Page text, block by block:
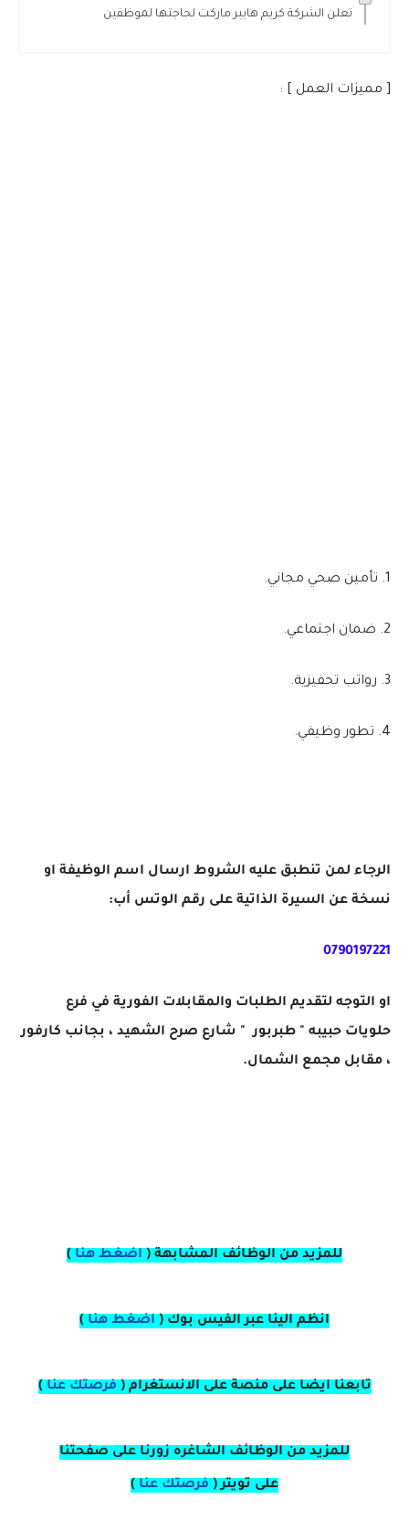
تعلن الشركة كريم هايبر ماركت لحاجتها لموظفين
[ مميزات العمل ] :
1. تأمين صحي مجاني.
2. ضمان اجتماعي.
3. رواتب تحفيزية.
4. تطور وظيفي.
الرجاء لمن تنطبق عليه الشروط ارسال اسم الوظيفة او
نسخة عن السيرة الذاتية على رقم الوتس أب:
0790197221
او التوجه لتقديم الطلبات والمقابلات الفورية في فرع
حلويات حبيبه " طبربور " شارع صرح الشهيد ، بجانب كارفور
، مقابل مجمع الشمال.
للمزيد من الوظائف المشابهة ( اضغط هنا )
انظم الينا عبر الفيس بوك ( اضغط هنا )
تابعنا ايضا على منصة على الانستغرام ( فرصتك عنا )
للمزيد من الوظائف الشاغره زورنا على صفحتنا
على تويتر( فرصتك عنا )